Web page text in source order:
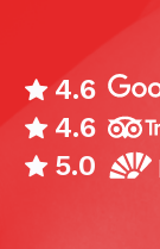
4.6
4.6
5.0